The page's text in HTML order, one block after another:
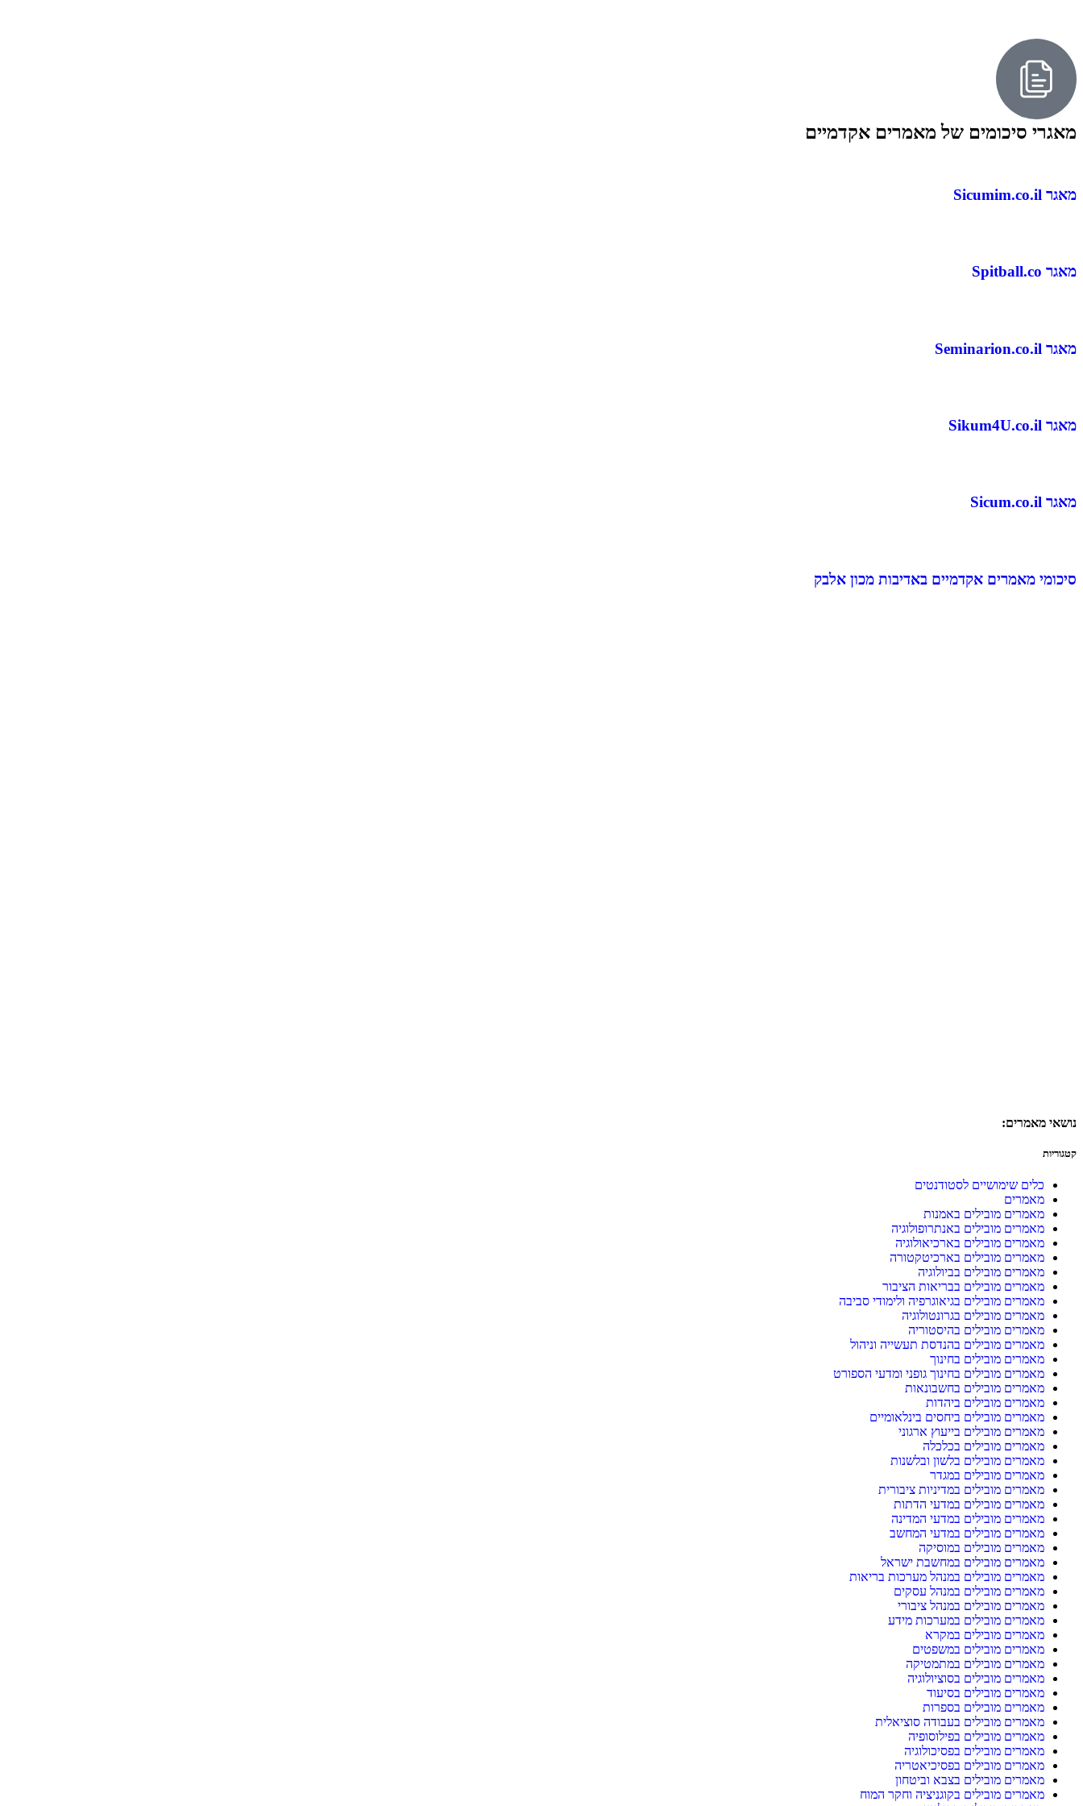
מאגרי סיכומים של מאמרים אקדמיים
מאגר Sicumim.co.il
מאגר Spitball.co
מאגר Seminarion.co.il
מאגר Sikum4U.co.il
מאגר Sicum.co.il
סיכומי מאמרים אקדמיים באדיבות מכון אלבק
נושאי מאמרים:
קטגוריות
כלים שימושיים לסטודנטים
מאמרים
מאמרים מובילים באמנות
מאמרים מובילים באנתרופולוגיה
מאמרים מובילים בארכיאולוגיה
מאמרים מובילים בארכיטקטורה
מאמרים מובילים בביולוגיה
מאמרים מובילים בבריאות הציבור
מאמרים מובילים בגיאוגרפיה ולימודי סביבה
מאמרים מובילים בגרונטולוגיה
מאמרים מובילים בהיסטוריה
מאמרים מובילים בהנדסת תעשייה וניהול
מאמרים מובילים בחינוך
מאמרים מובילים בחינוך גופני ומדעי הספורט
מאמרים מובילים בחשבונאות
מאמרים מובילים ביהדות
מאמרים מובילים ביחסים בינלאומיים
מאמרים מובילים בייעוץ ארגוני
מאמרים מובילים בכלכלה
מאמרים מובילים בלשון ובלשנות
מאמרים מובילים במגדר
מאמרים מובילים במדיניות ציבורית
מאמרים מובילים במדעי הדתות
מאמרים מובילים במדעי המדינה
מאמרים מובילים במדעי המחשב
מאמרים מובילים במוסיקה
מאמרים מובילים במחשבת ישראל
מאמרים מובילים במנהל מערכות בריאות
מאמרים מובילים במנהל עסקים
מאמרים מובילים במנהל ציבורי
מאמרים מובילים במערכות מידע
מאמרים מובילים במקרא
מאמרים מובילים במשפטים
מאמרים מובילים במתמטיקה
מאמרים מובילים בסוציולוגיה
מאמרים מובילים בסיעוד
מאמרים מובילים בספרות
מאמרים מובילים בעבודה סוציאלית
מאמרים מובילים בפילוסופיה
מאמרים מובילים בפסיכולוגיה
מאמרים מובילים בפסיכיאטריה
מאמרים מובילים בצבא וביטחון
מאמרים מובילים בקוגניציה וחקר המוח